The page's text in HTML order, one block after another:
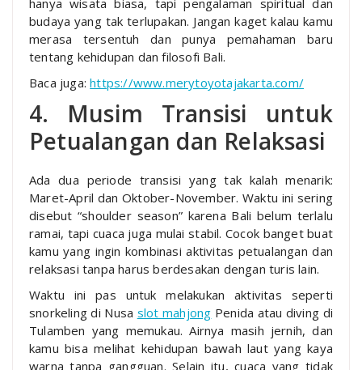
hanya wisata biasa, tapi pengalaman spiritual dan
budaya yang tak terlupakan. Jangan kaget kalau kamu
merasa tersentuh dan punya pemahaman baru
tentang kehidupan dan filosofi Bali.
Baca juga:https://www.merytoyotajakarta.com/
4. Musim Transisi untuk
Petualangan dan Relaksasi
Ada dua periode transisi yang tak kalah menarik:
Maret-April dan Oktober-November. Waktu ini sering
disebut “shoulder season” karena Bali belum terlalu
ramai, tapi cuaca juga mulai stabil. Cocok banget buat
kamu yang ingin kombinasi aktivitas petualangan dan
relaksasi tanpa harus berdesakan dengan turis lain.
Waktu ini pas untuk melakukan aktivitas seperti
snorkeling di Nusa slot mahjong Penida atau diving di
Tulamben yang memukau. Airnya masih jernih, dan
kamu bisa melihat kehidupan bawah laut yang kaya
warna tanpa gangguan. Selain itu, cuaca yang tidak